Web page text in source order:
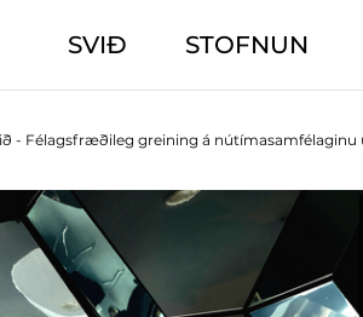
SVIÐ STOFNUN
- Félagsfræðileg greining á